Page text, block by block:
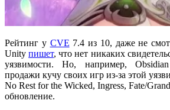
Рейтинг у CVE 7.4 из 10, даже не
Unityпишет, что нет никаких
уязвимости. Но, например,
продажи кучу своих игр из-за этой
No Rest for the Wicked, Ingress, Fate/
обновление.